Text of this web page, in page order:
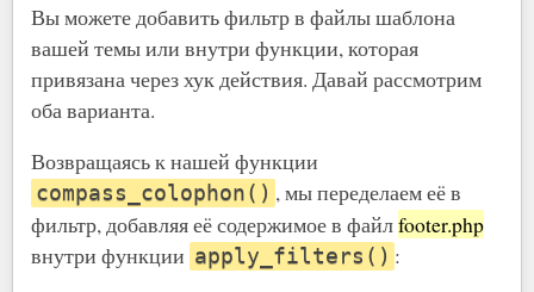
Вы можете добавить фильтр в файлы шаблона
вашей темы или внутри функции, которая
привязана через хук действия. Давай рассмотрим
оба варианта.
Возвращаясь к нашей функции
compass_colophon() , мы переделаем её в
фильтр, добавляя её содержимое в файлfooter.php
внутри функции apply_filters() :